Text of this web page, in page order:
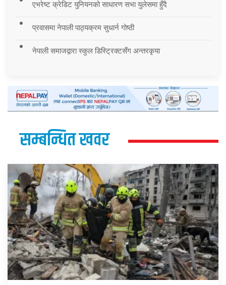
एभरेष्ट क्रेडिट युनियनको साधारण सभा युलेसमा हुँदै
प्रवासमा नेपाली पाठ्यक्रम सुधार्न गोष्ठी
नेपाली समाजद्वारा स्कुल डिस्ट्रिक्टसँग अन्तरकृया
सम्बन्धित खवर